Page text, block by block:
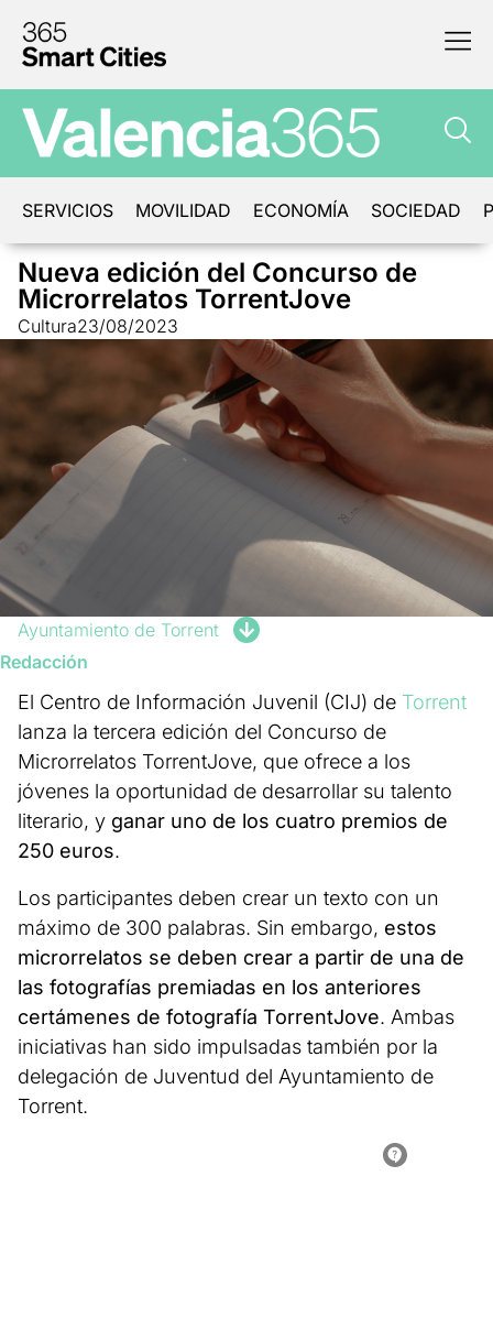
SERVICIOS MOVILIDAD ECONOMÍA SOCIEDAD
Nueva edición del Concurso de
Microrrelatos TorrentJove
Cultura23/08/2023
Ayuntamiento de Torrent
Redacción
El Centro de Información Juvenil (CIJ) de Torrent
lanza la tercera edición del Concurso de
Microrrelatos TorrentJove, que ofrece a los
jóvenes la oportunidad de desarrollar su talento
literario, y ganar uno de los cuatro premios de
250 euros.
Los participantes deben crear un texto con un
máximo de 300 palabras. Sin embargo, estos
microrrelatos se deben crear a partir de una de
las fotografías premiadas en los anteriores
certámenes de fotografía TorrentJove. Ambas
iniciativas han sido impulsadas también por la
delegación de Juventud del Ayuntamiento de
Torrent.